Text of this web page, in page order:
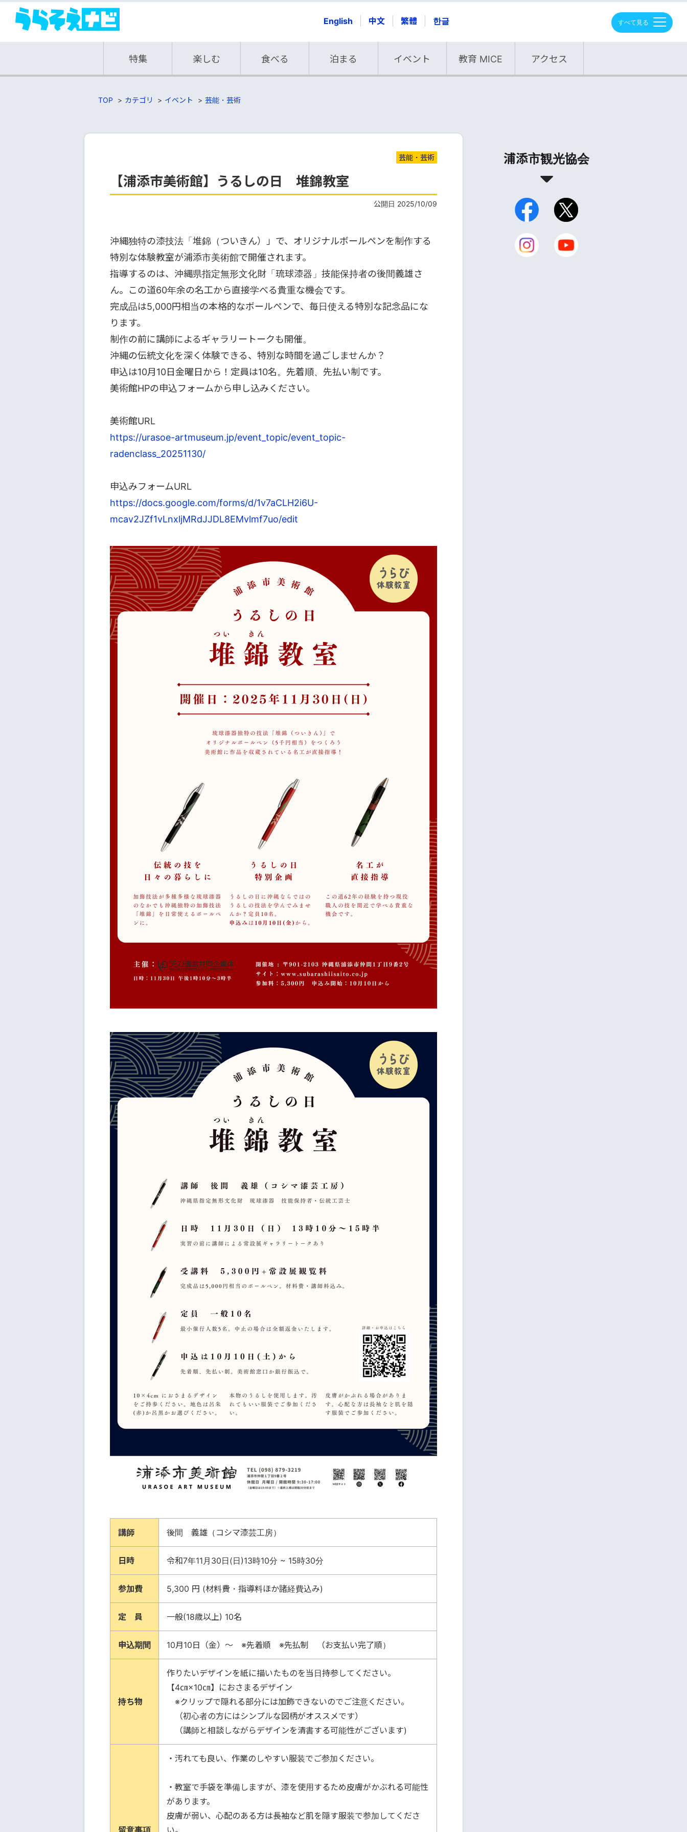
English 中文 繁體 한글
特集 楽しむ 食べる 泊まる イベント 教育 MICE アクセス
E
N
TOP カテゴリ イベント 芸能・芸術
芸能・芸術
【浦添市美術館】うるしの日 堆錦教室
公開日 2025/10/09
沖縄独特の漆技法「堆錦（ついきん）」で、 オリジナルボールペンを制作する
特別な体験教室が浦添市美術館で開催されます。
指導するのは、沖縄県指定無形文化財「琉球漆器」 技能保持者の後間義雄さ
ん。
この道60年余の名工から直接学べる貴重な機会です。
完成品は5,000円相当の本格的なボールペンで、 毎日使える特別な記念品にな
ります。
制作の前に講師によるギャラリートークも開催。
沖縄の伝統文化を深く体験できる、特別な時間を過ごしませんか？
申込は10月10日金曜日から！定員は10名。先着順、 先払い制です。
美術館HPの申込フォームから申し込みください。
美術館URL
https://urasoe-artmuseum.jp/event_topic/event_topic-
radenclass_20251130/
申込みフォームURL
https://docs.google.com/forms/d/1v7aCLH2i6U-
mcav2JZf1vLnxljMRdJJDL8EMvlmf7uo/edit
講師 後間 義雄（コシマ漆芸工房）
日時 令和7年11月30日(日)13時10分 ~ 15時30分
参加費 5,300 円 (材料費・指導料ほか諸経費込み)
定 員 一般(18歳以上) 10名
申込期間 10月10日（金）～ ※先着順 ※先払制 （お支払い完了順）
持ち物
作りたいデザインを紙に描いたものを当日持参してください。
【4㎝×10㎝】におさまるデザイン
※クリップで隠れる部分には加飾できないのでご注意ください。
（初心者の方にはシンプルな図柄がオススメです）
（講師と相談しながらデザインを清書する可能性がございます)
留意事項
・汚れても良い、作業のしやすい服装でご参加ください。
・教室で手袋を準備しますが、漆を使用するため皮膚がかぶれる可能性
があります。
皮膚が弱い、心配のある方は長袖など肌を隠す服装で参加してくださ
い。
浦添市観光協会